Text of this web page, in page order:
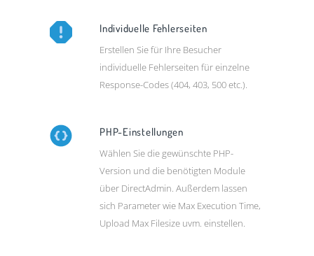
Individuelle Fehlerseiten
Erstellen Sie für Ihre Besucher
individuelle Fehlerseiten für einzelne
Response-Codes (404, 403, 500 etc.).
PHP-Einstellungen
Wählen Sie die gewünschte PHP-
Version und die benötigten Module
über DirectAdmin. Außerdem lassen
sich Parameter wie Max Execution Time,
Upload Max Filesize uvm. einstellen.